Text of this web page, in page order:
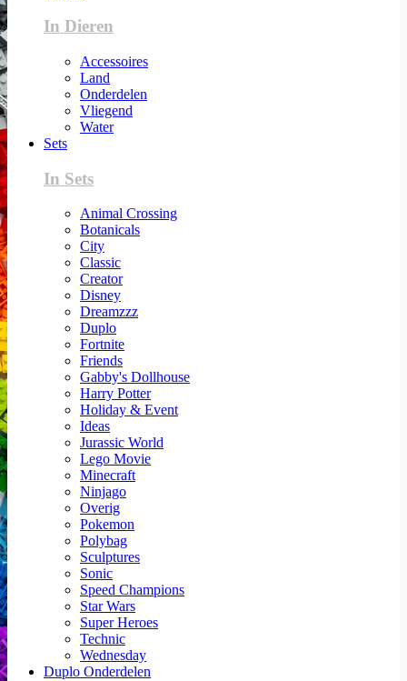
In Dieren
Accessoires
Land
Onderdelen
Vliegend
Water
Sets
In Sets
Animal Crossing
Botanicals
City
Classic
Creator
Disney
Dreamzzz
Duplo
Fortnite
Friends
Gabby's Dollhouse
Harry Potter
Holiday & Event
Ideas
Jurassic World
Lego Movie
Minecraft
Ninjago
Overig
Pokemon
Polybag
Sculptures
Sonic
Speed Champions
Star Wars
Super Heroes
Technic
Wednesday
Duplo Onderdelen